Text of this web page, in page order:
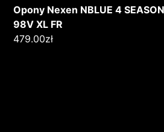
Opony Nexen NBLUE 4
98V XL FR
479.00zł